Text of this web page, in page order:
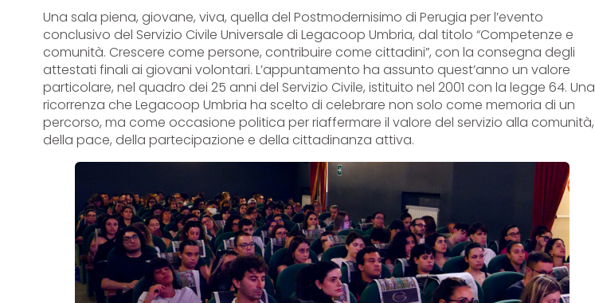
Una sala piena, giovane, viva, quella del Postmodernisimo di Perugia per l’evento
conclusivo del Servizio Civile Universale di Legacoop Umbria, dal titolo “Competenze e
comunità. Crescere come persone, contribuire come cittadini”, con la consegna degli
attestati finali ai giovani volontari. L’appuntamento ha assunto quest’anno un valore
particolare, nel quadro dei 25 anni del Servizio Civile, istituito nel 2001 con la legge 64. Una
ricorrenza che Legacoop Umbria ha scelto di celebrare non solo come memoria di un
percorso, ma come occasione politica per riaffermare il valore del servizio alla comunità,
della pace, della partecipazione e della cittadinanza attiva.